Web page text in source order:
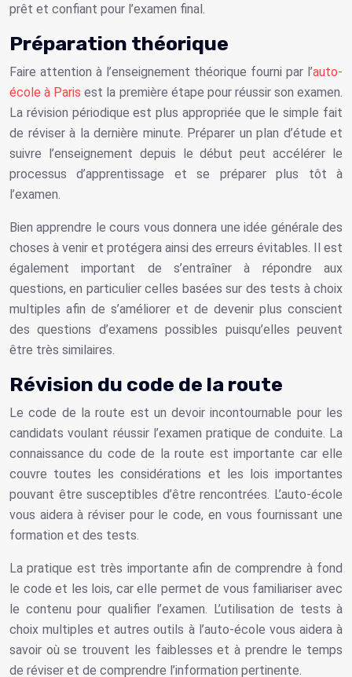
prêt et confiant pour l’examen final.
Préparation théorique
Faire attention à l’enseignement théorique fourni par l’auto-
école à Paris est la première étape pour réussir son examen.
La révision périodique est plus appropriée que le simple fait
de réviser à la dernière minute. Préparer un plan d’étude et
suivre l’enseignement depuis le début peut accélérer le
processus d’apprentissage et se préparer plus tôt à
l’examen.
Bien apprendre le cours vous donnera une idée générale des
choses à venir et protégera ainsi des erreurs évitables. Il est
également important de s’entraîner à répondre aux
questions, en particulier celles basées sur des tests à choix
multiples afin de s’améliorer et de devenir plus conscient
des questions d’examens possibles puisqu’elles peuvent
être très similaires.
Révision du code de la route
Le code de la route est un devoir incontournable pour les
candidats voulant réussir l’examen pratique de conduite. La
connaissance du code de la route est importante car elle
couvre toutes les considérations et les lois importantes
pouvant être susceptibles d’être rencontrées. L’auto-école
vous aidera à réviser pour le code, en vous fournissant une
formation et des tests.
La pratique est très importante afin de comprendre à fond
le code et les lois, car elle permet de vous familiariser avec
le contenu pour qualifier l’examen. L’utilisation de tests à
choix multiples et autres outils à l’auto-école vous aidera à
savoir où se trouvent les faiblesses et à prendre le temps
de réviser et de comprendre l’information pertinente.